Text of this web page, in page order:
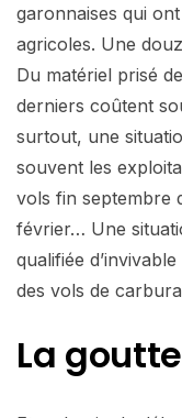
garonnaises qui
agricoles. Une
Du matériel prisé
derniers coûtent
surtout, une
souvent les
vols fin septembre
février… Une
qualifiée
des vols de
La